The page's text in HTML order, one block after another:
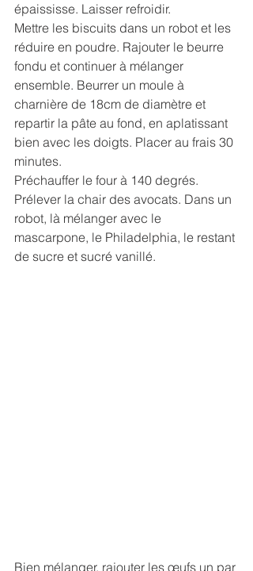
épaississe. Laisser refroidir.
Mettre les biscuits dans un robot et les
réduire en poudre. Rajouter le beurre
fondu et continuer à mélanger
ensemble. Beurrer un moule à
charnière de 18cm de diamètre et
repartir la pâte au fond, en aplatissant
bien avec les doigts. Placer au frais 30
minutes.
Préchauffer le four à 140 degrés.
Prélever la chair des avocats. Dans un
robot, là mélanger avec le
mascarpone, le Philadelphia, le restant
de sucre et sucré vanillé.
Bien mélanger, rajouter les œufs un par